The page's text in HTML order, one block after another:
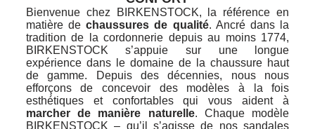
Bienvenue chez BIRKENSTOCK, la référence en
matière dechaussures de qualité. Ancré dans la
tradition de la cordonnerie depuis au moins 1774,
BIRKENSTOCK s’appuie sur une longue
expérience dans le domaine de la chaussure haut
de gamme. Depuis des décennies, nous nous
efforçons de concevoir des modèles à la fois
esthétiques et confortables qui vous aident à
marcher de manière naturelle. Chaque modèle
BIRKENSTOCK – qu’il s’agisse de nos sandales